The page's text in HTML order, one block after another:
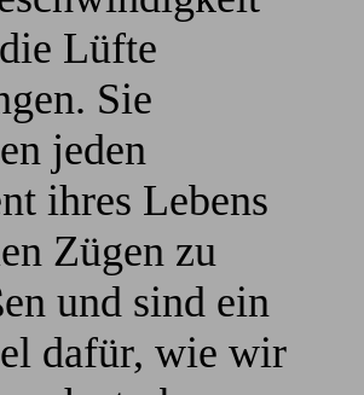
Lüfte
Sie
jeden
ihres Lebens
Zügen zu
und sind ein
dafür, wie wir